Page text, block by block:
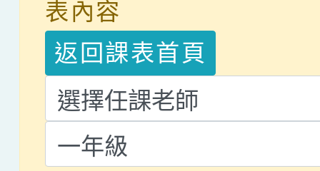
表內容
返回課表首頁